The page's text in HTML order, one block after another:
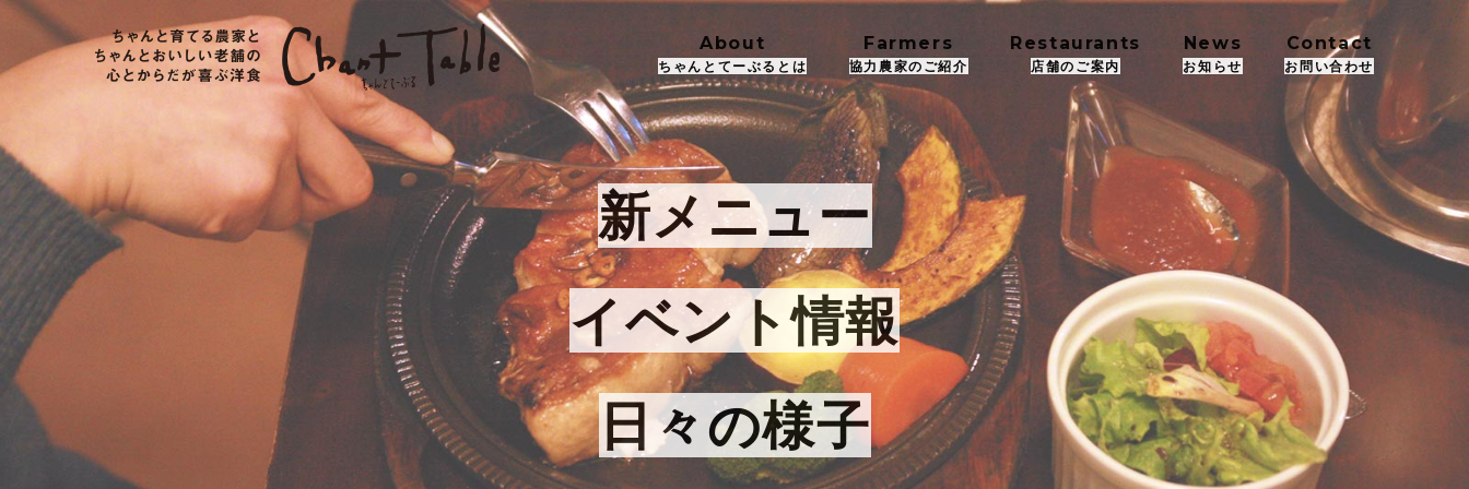
About
ちゃんとてーぶるとは
Farmers
協力農家のご紹介
Restaurants
店舗のご案内
News
お知らせ
Contact
お問い合わせ
新メニュー
イベント情報
日々の様子